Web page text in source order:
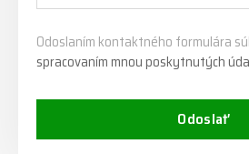
Odoslaním kontaktného formulára
spracovaním mnou poskytnutých
Odoslať